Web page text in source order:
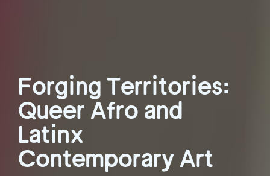
Forging Territories:
Queer Afro and
Latinx
Contemporary Art